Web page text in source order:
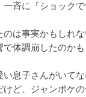
一斉に『ショック
のは事実かもしれ
体調崩したのか
い息子さんがいて
ど、ジャンポケ